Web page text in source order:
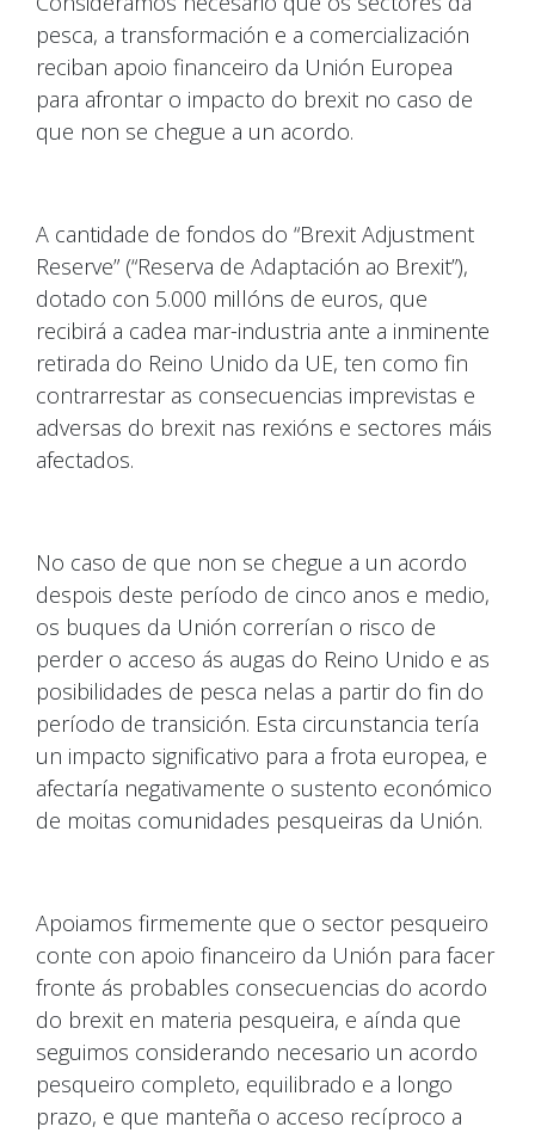
pesca, a transformación e a comercialización
reciban apoio financeiro da Unión Europea
para afrontar o impacto do brexit no caso de
que non se chegue a un acordo.
A cantidade de fondos do “Brexit Adjustment
Reserve” (“Reserva de Adaptación ao Brexit”),
dotado con 5.000 millóns de euros, que
recibirá a cadea mar-industria ante a inminente
retirada do Reino Unido da UE, ten como fin
contrarrestar as consecuencias imprevistas e
adversas do brexit nas rexións e sectores máis
afectados.
No caso de que non se chegue a un acordo
despois deste período de cinco anos e medio,
os buques da Unión correrían o risco de
perder o acceso ás augas do Reino Unido e as
posibilidades de pesca nelas a partir do fin do
período de transición. Esta circunstancia tería
un impacto significativo para a frota europea, e
afectaría negativamente o sustento económico
de moitas comunidades pesqueiras da Unión.
Apoiamos firmemente que o sector pesqueiro
conte con apoio financeiro da Unión para facer
fronte ás probables consecuencias do acordo
do brexit en materia pesqueira, e aínda que
seguimos considerando necesario un acordo
pesqueiro completo, equilibrado e a longo
prazo, e que manteña o acceso recíproco a